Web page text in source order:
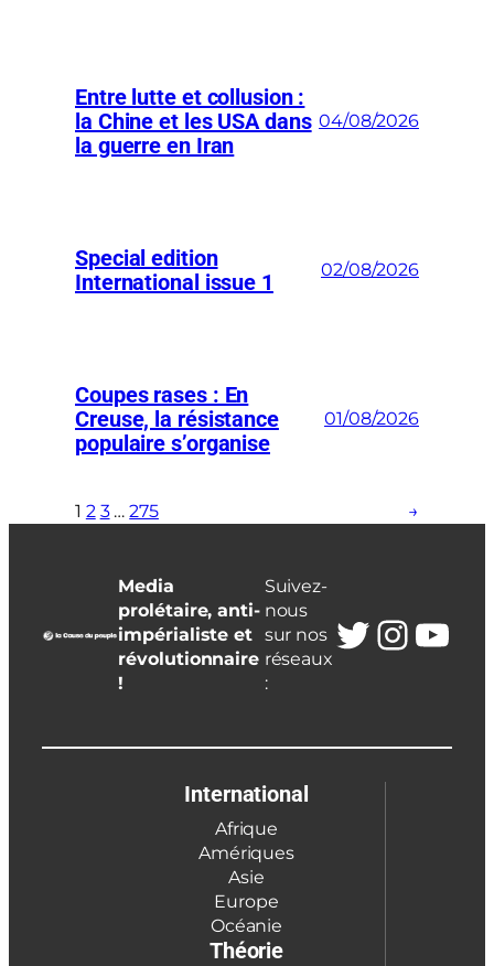
Entre lutte et collusion :
la Chine et les USA dans
la guerre en Iran
04/08/2026
Special edition
International issue 1
02/08/2026
Coupes rases : En
Creuse, la résistance
populaire s’organise
01/08/2026
1 2 3 … 275 →
Media
prolétaire, anti-
impérialiste et
révolutionnaire
!
Suivez-
nous
sur nos
réseaux
:
Twitter
International
Afrique
Amériques
Asie
Europe
Océanie
Théorie